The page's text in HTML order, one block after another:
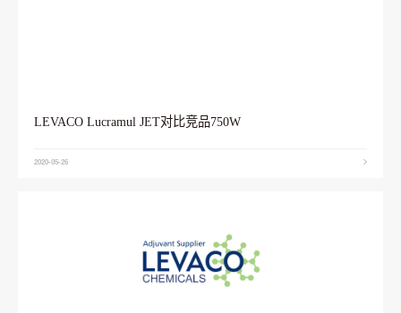
LEVACO Lucramul JET对比竞品750W
2020-05-26